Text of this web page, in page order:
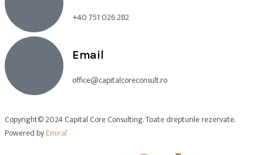
+40 751 026 282
Email
office@capitalcoreconsult.ro
Copyright© 2024 Capital Core Consulting. Toate drepturile rezervate.
Powered byEmiral